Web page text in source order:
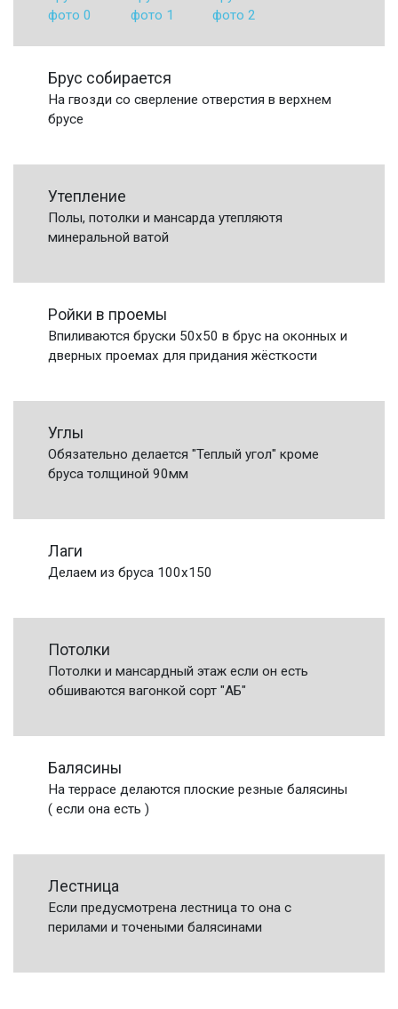
Брус собирается
На гвозди со сверление отверстия в верхнем
брусе
Утепление
Полы, потолки и мансарда утепляютя
минеральной ватой
Ройки в проемы
Впиливаются бруски 50х50 в брус на оконных и
дверных проемах для придания жёсткости
Углы
Обязательно делается "Теплый угол" кроме
бруса толщиной 90мм
Лаги
Делаем из бруса 100х150
Потолки
Потолки и мансардный этаж если он есть
обшиваются вагонкой сорт "АБ"
Балясины
На террасе делаются плоские резные балясины
( если она есть )
Лестница
Если предусмотрена лестница то она с
перилами и точеными балясинами